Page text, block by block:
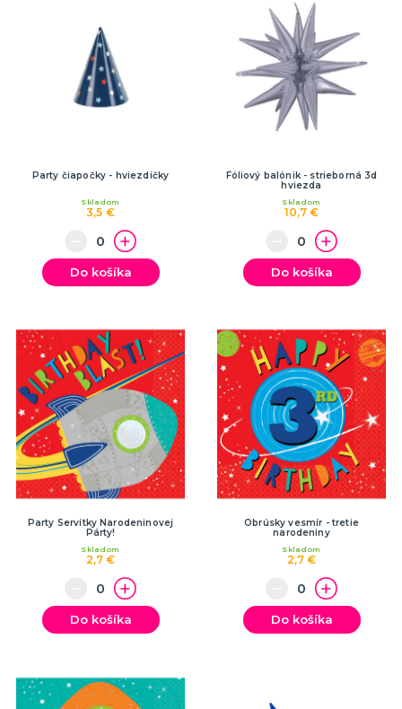
Party čiapočky - hviezdičky
3,5 €
Skladom
Do košíka
Fóliový balónik - strieborná 3d
hviezda
10,7 €
Skladom
Do košíka
Party Servítky Narodeninovej
Párty!
2,7 €
Skladom
Do košíka
Obrúsky vesmír - tretie
narodeniny
2,7 €
Skladom
Do košíka